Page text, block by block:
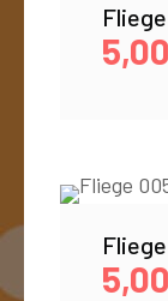
5,00
5,00